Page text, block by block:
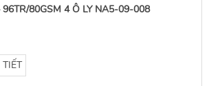
96TR/80GSM 4 Ô LY NA5-09-008